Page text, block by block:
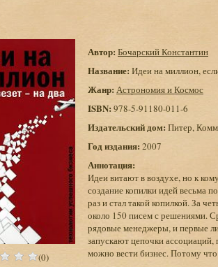
(0)
Автор: Бочарский Константин
Название: Идеи на миллион,
Жанр: Астрономия и Космос
ISBN: 978-5-91180-011-6
Издательский дом: Питер,
Год издания: 2007
Аннотация:
Идеи витают в воздухе, но к
создание копилки идей весьма
раз и стал такой копилкой. За
около 150 писем с решениями.
рядовые менеджеры, и первые
запускают цепочки
можно вести бизнес. Потому